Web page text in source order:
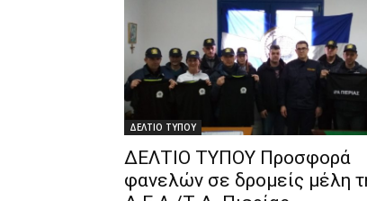
ΔΕΛΤΙΟ ΤΥΠΟΥ
ΔΕΛΤΙΟ ΤΥΠΟΥ Προσφορά
φανελών σε δρομείς μέλη